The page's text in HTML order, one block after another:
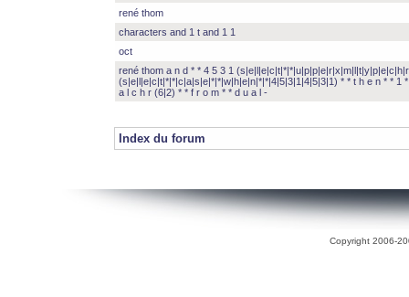
rené thom
characters and 1 t and 1 1
oct
rené thom a n d * * 4 5 3 1
(s|e|l|e|c|t|*|*|c|a|s|e|*|*|w|h|e|n|*|*|4|5|3|1|4|5|3|1) * * t h e n * * 1
a l c h r (6|2) * * f r o m * * d u a l -
Index du forum
Copyright 2006-